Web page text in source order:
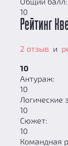
10
Рейтинг
2 отзыв и
10
Антураж:
10
Логические
10
Сюжет:
10
Командная